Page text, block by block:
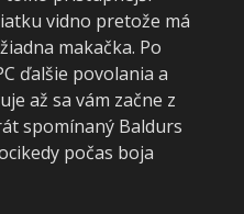
vidno pretože má
makačka. Po
ďalšie povolania a
až sa vám začne z
spomínaný Baldurs
počas boja